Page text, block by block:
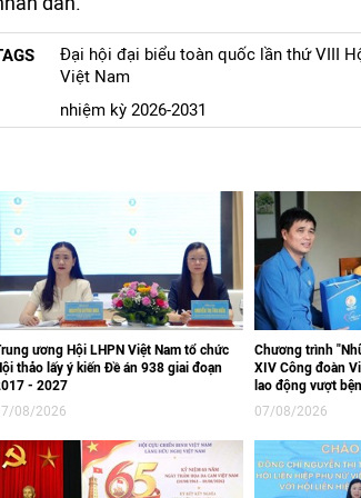
Đại hội đại biểu toàn quốc lần thứ VIII
Việt Nam
nhiệm kỳ 2026-2031
ương Hội LHPN Việt Nam tổ chức
thảo lấy ý kiến Đề án 938 giai đoạn
- 2027
08/2026
Chương trình
XIV Công đoàn
lao động vượt
07/08/2026